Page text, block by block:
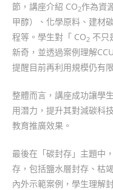
節，講座介紹 CO2作為資
甲醇）、化學原料、建材
程等。學生對「 CO2 不只
新奇，並透過案例理解
提醒目前再利用規模仍
整體而言，講座成功讓學
用潛力，提升其對減碳科
教育推廣效果。
最後在「碳封存」主題中
存，包括鹽水層封存、枯
內外示範案例，學生理解